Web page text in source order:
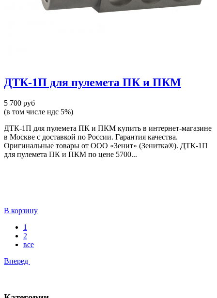
ДТК-1П для пулемета ПК и ПКМ
5 700 руб
(в том числе ндс 5%)
ДТК-1П для пулемета ПК и ПКМ купить в интернет-магазине
в Москве с доставкой по России. Гарантия качества.
Оригинальные товары от ООО «Зенит» (Зенитка®). ДТК-1П
для пулемета ПК и ПКМ по цене 5700...
В корзину
1
2
все
Вперед